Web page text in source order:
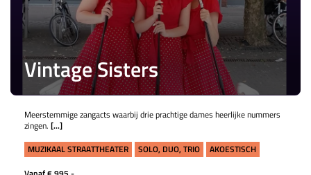
Vintage Sisters
Meerstemmige zangacts waarbij drie prachtige dames heerlijke nummers
zingen. [...]
MUZIKAAL STRAATTHEATER
SOLO, DUO, TRIO
AKOESTISCH